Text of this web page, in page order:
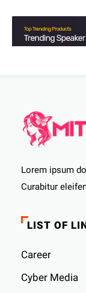
Lorem ipsum
Curabitur
LIST OF
Career
Cyber ​​Media